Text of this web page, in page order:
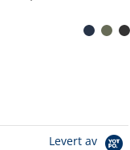
Levert av